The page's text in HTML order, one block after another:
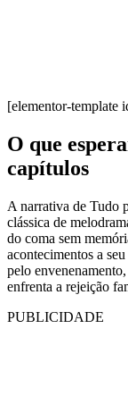
[elementor-template
O que
capítulos
A narrativa de Tudo
clássica de
do coma sem
acontecimentos a
pelo
enfrenta a rejeição
PUBLICIDADE